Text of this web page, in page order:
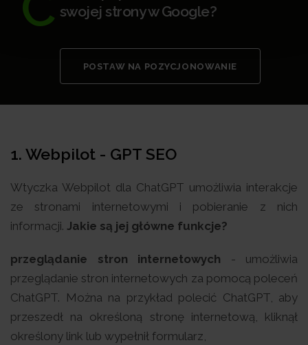
swojej strony w Google?
POSTAW NA POZYCJONOWANIE
1. Webpilot - GPT SEO
Wtyczka Webpilot dla ChatGPT umożliwia interakcje
ze stronami internetowymi i pobieranie z nich
informacji. Jakie są jej główne funkcje?
przeglądanie stron internetowych - umożliwia
przeglądanie stron internetowych za pomocą poleceń
ChatGPT. Można na przykład polecić ChatGPT, aby
przeszedł na określoną stronę internetową, kliknął
określony link lub wypełnił formularz,